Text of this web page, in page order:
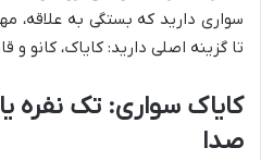
سواری دارید که بستگی به علاقه،
تا گزینه اصلی دارید: کایاک، کانو و
کایاک سواری: تک نفره
صدا